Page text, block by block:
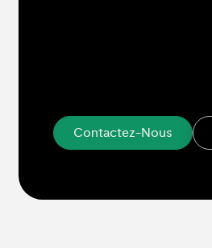
Contactez-Nous
Contactez-Nous